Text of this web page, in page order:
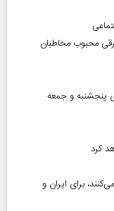
محبوب مخاطبان
پنجشنبه و جمعه
کرد
برای ایران و